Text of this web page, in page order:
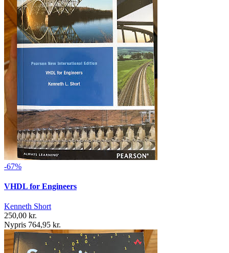
-67%
VHDL for Engineers
Kenneth Short
250,00 kr.
Nypris 764,95 kr.